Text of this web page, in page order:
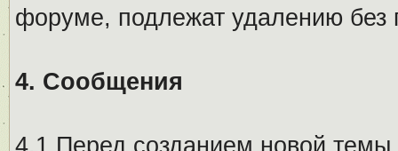
форуме, подлежат удалению без
4. Сообщения
4.1 Перед созданием новой темы